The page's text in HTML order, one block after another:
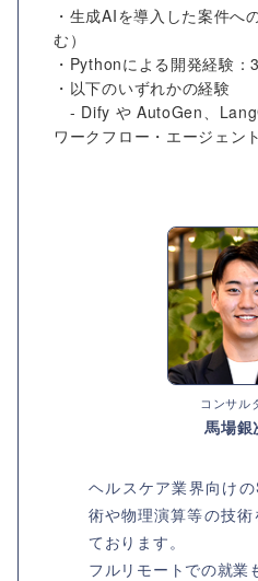
・生成AIを導入した案件へ
む）
・Pythonによる開発経験：
・以下のいずれかの経験
- Dify や AutoGen、
ワークフロー・エージェン
コンサル
馬場銀
ヘルスケア業界向け
術や物理演算等の技
ております。
フルリモートでの就業